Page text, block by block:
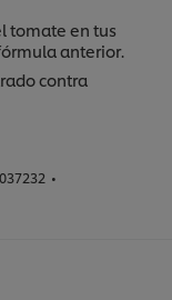
tomate en tus
anterior.
contra
•